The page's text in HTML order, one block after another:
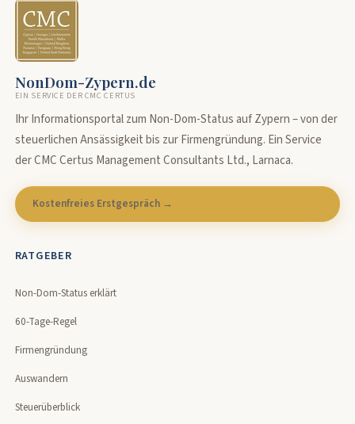
NonDom-Zypern.de
EIN SERVICE DER CMC CERTUS
Ihr Informationsportal zum Non-Dom-Status auf Zypern – von der
steuerlichen Ansässigkeit bis zur Firmengründung. Ein Service
der CMC Certus Management Consultants Ltd., Larnaca.
Kostenfreies Erstgespräch →
RATGEBER
Non-Dom-Status erklärt
60-Tage-Regel
Firmengründung
Auswandern
Steuerüberblick